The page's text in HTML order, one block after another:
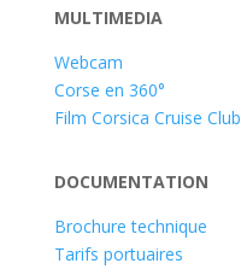
MULTIMEDIA
Webcam
Corse en 360°
Film Corsica Cruise Club
DOCUMENTATION
Brochure technique
Tarifs portuaires